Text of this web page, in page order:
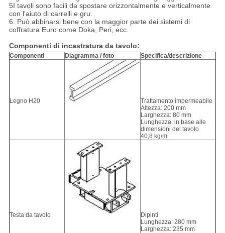
5I tavoli sono facili da spostare orizzontalmente e verticalmente
con l'aiuto di carrelli e gru.
6. Può abbinarsi bene con la maggior parte dei sistemi di
coffratura Euro come Doka, Peri, ecc.
Componenti di incastratura da tavolo:
Componenti Diagramma / foto Specifica/descrizione
Legno H20
Trattamento impermeabile
Altezza: 200 mm
Larghezza: 80 mm
Lunghezza: in base alle
dimensioni del tavolo
40,8 kg/m
Testa da tavolo
Dipinti
Lunghezza: 280 mm
Larghezza: 235 mm